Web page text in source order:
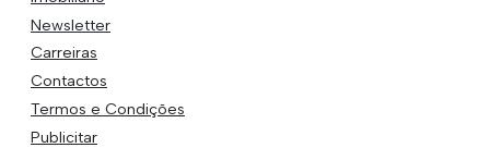
Newsletter
Carreiras
Contactos
Termos e Condições
Publicitar